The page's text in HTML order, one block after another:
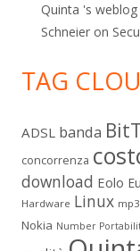
Quinta 's weblog
Schneier on
TAG
ADSL banda
concorrenza
download Eolo
Hardware Linux mp3
Nokia Number